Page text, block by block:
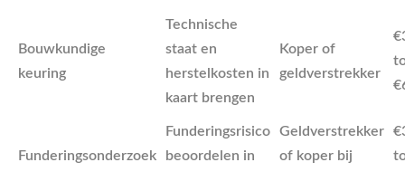
Bouwkundige
keuring
Technische
staat en
herstelkosten in
kaart brengen
Koper of
geldverstrekker
Funderingsonderzoek
Funderingsrisico
beoordelen in
Geldverstrekker
of koper bij